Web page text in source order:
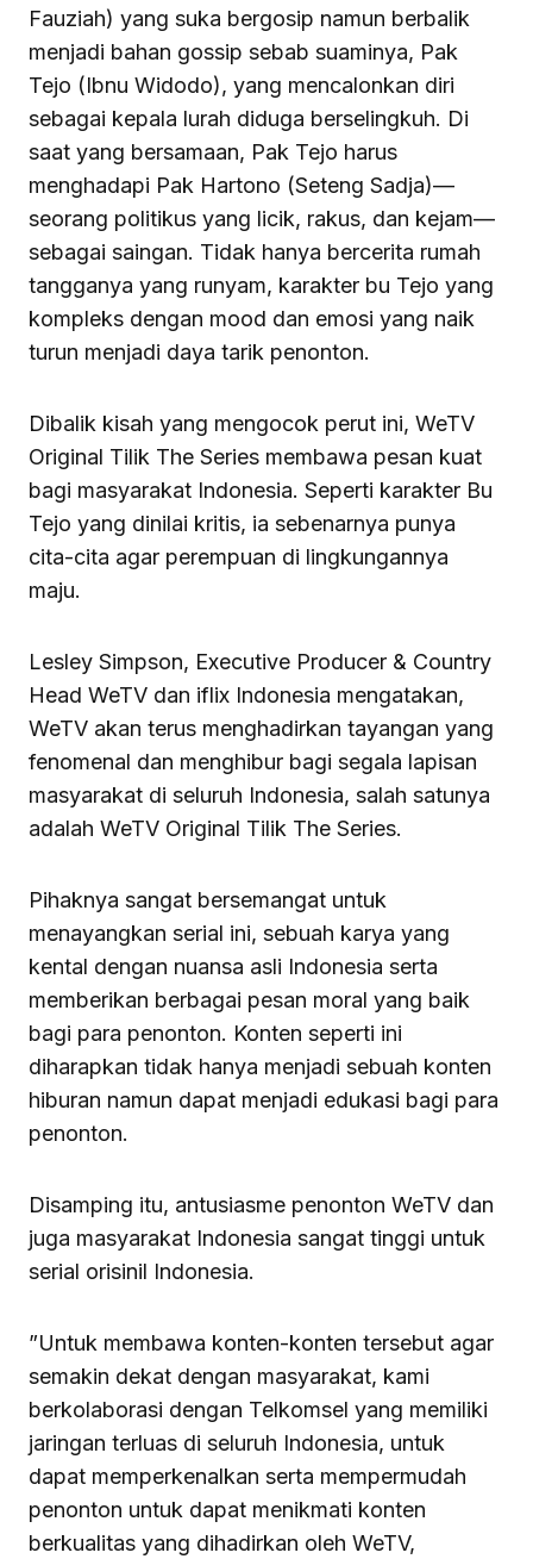
Fauziah) yang suka bergosip namun berbalik
menjadi bahan gossip sebab suaminya, Pak
Tejo (Ibnu Widodo), yang mencalonkan diri
sebagai kepala lurah diduga berselingkuh. Di
saat yang bersamaan, Pak Tejo harus
menghadapi Pak Hartono (Seteng Sadja)—
seorang politikus yang licik, rakus, dan kejam—
sebagai saingan. Tidak hanya bercerita rumah
tangganya yang runyam, karakter bu Tejo yang
kompleks dengan mood dan emosi yang naik
turun menjadi daya tarik penonton.
Dibalik kisah yang mengocok perut ini, WeTV
Original Tilik The Series membawa pesan kuat
bagi masyarakat Indonesia. Seperti karakter Bu
Tejo yang dinilai kritis, ia sebenarnya punya
cita-cita agar perempuan di lingkungannya
maju.
Lesley Simpson, Executive Producer & Country
Head WeTV dan iflix Indonesia mengatakan,
WeTV akan terus menghadirkan tayangan yang
fenomenal dan menghibur bagi segala lapisan
masyarakat di seluruh Indonesia, salah satunya
adalah WeTV Original Tilik The Series.
Pihaknya sangat bersemangat untuk
menayangkan serial ini, sebuah karya yang
kental dengan nuansa asli Indonesia serta
memberikan berbagai pesan moral yang baik
bagi para penonton. Konten seperti ini
diharapkan tidak hanya menjadi sebuah konten
hiburan namun dapat menjadi edukasi bagi para
penonton.
Disamping itu, antusiasme penonton WeTV dan
juga masyarakat Indonesia sangat tinggi untuk
serial orisinil Indonesia.
”Untuk membawa konten-konten tersebut agar
semakin dekat dengan masyarakat, kami
berkolaborasi dengan Telkomsel yang memiliki
jaringan terluas di seluruh Indonesia, untuk
dapat memperkenalkan serta mempermudah
penonton untuk dapat menikmati konten
berkualitas yang dihadirkan oleh WeTV,